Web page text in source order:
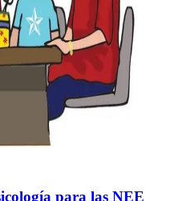
para las NEE